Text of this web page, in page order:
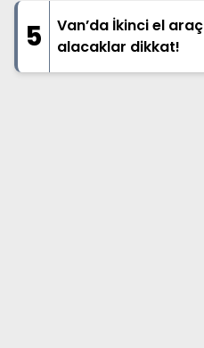
5
Van’da İkinci el araç
alacaklar dikkat!